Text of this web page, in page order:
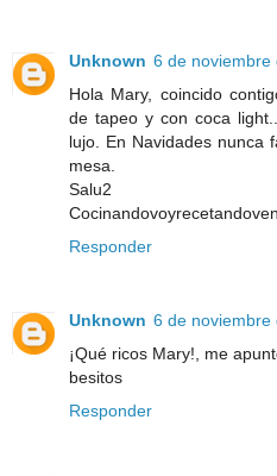
Unknown 6 de noviembre
Hola Mary, coincido
de tapeo y con coca
lujo. En Navidades nunca
mesa.
Salu2
Responder
Unknown 6 de noviembre
¡Qué ricos Mary!, me
besitos
Responder